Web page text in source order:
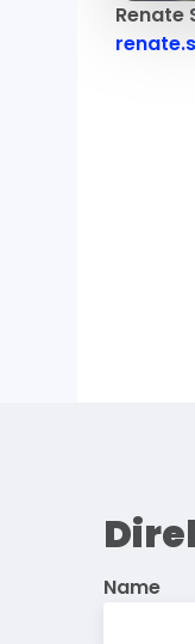
Renate
Name